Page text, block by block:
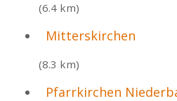
(6.4 km)
Mitterskirchen
(8.3 km)
Pfarrkirchen